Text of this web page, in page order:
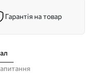
Гарантія на товар